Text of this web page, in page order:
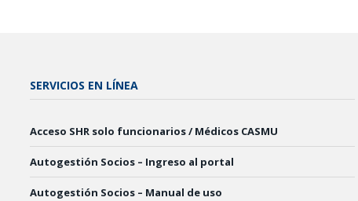
SERVICIOS EN LÍNEA
Acceso SHR solo funcionarios / Médicos CASMU
Autogestión Socios – Ingreso al portal
Autogestión Socios – Manual de uso